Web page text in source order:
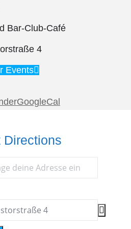
Bar-Club-Café
4
Events
GoogleCal
Directions
- Geschichte feministischer
Address - Geschichte